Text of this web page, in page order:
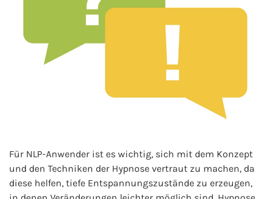
Für NLP-Anwender ist es wichtig, sich mit dem Konzept
und den Techniken der Hypnose vertraut zu machen, da
diese helfen, tiefe Entspannungszustände zu erzeugen,